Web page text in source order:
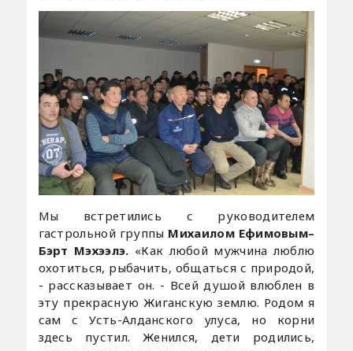
Мы встретились с руководителем
гастрольной группы Михаилом Ефимовым–
Бэрт Мэхээлэ. «Как любой мужчина люблю
охотиться, рыбачить, общаться с природой,
- рассказывает он. - Всей душой влюблен в
эту прекрасную Жиганскую землю. Родом я
сам с Усть-Алданского улуса, но корни
здесь пустил. Женился, дети родились,